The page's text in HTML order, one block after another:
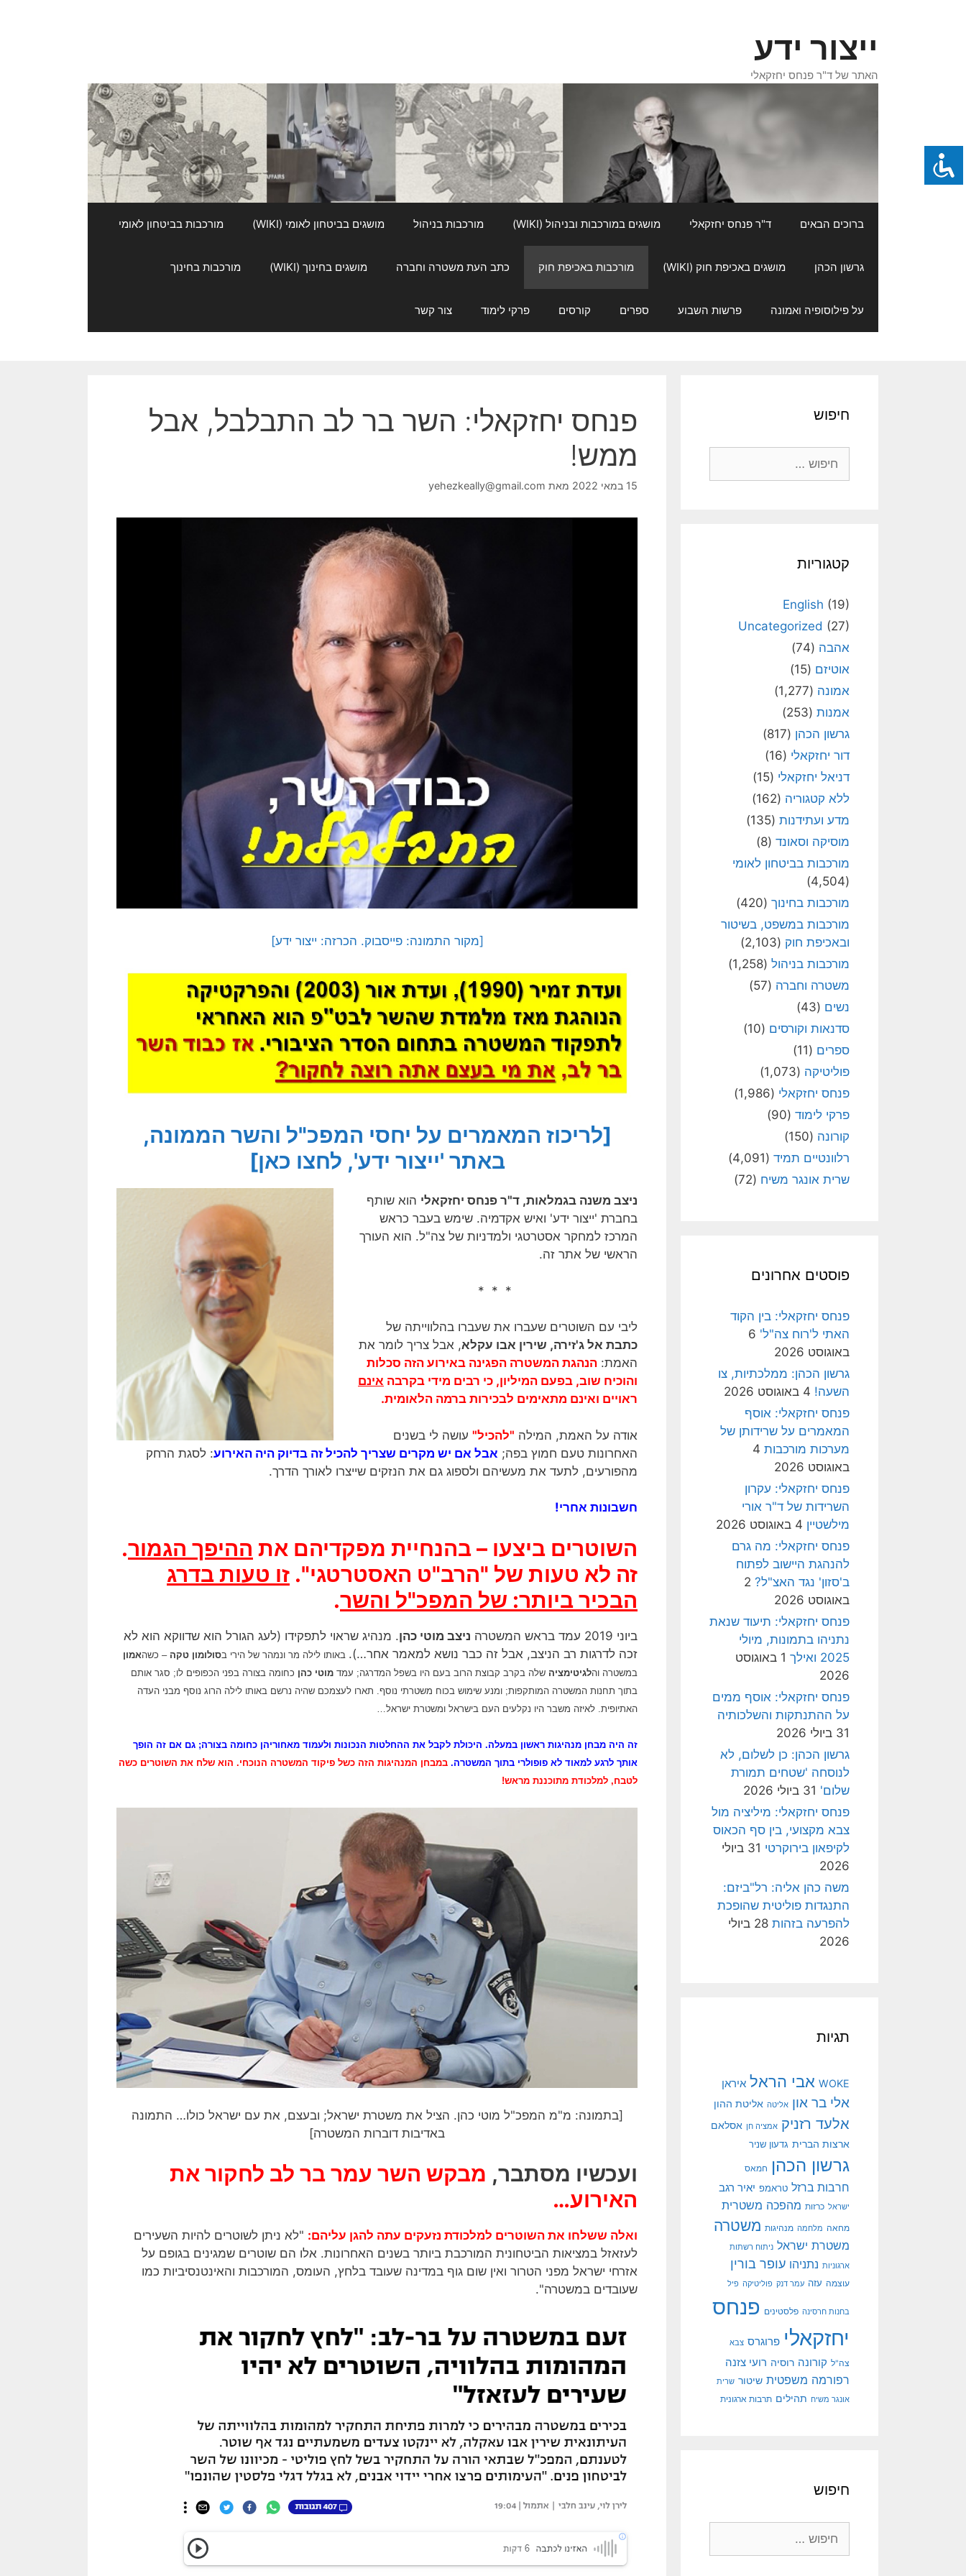
ייצור ידע
האתר של ד"ר פנחס יחזקאלי
ברוכים הבאים ד"ר פנחס יחזקאלי מושגים במורכבות ובניהול (WIKI) מורכבות בניהול מושגים בביטחון לאומי (WIKI) מורכבות בביטחון לאומי
גרשון הכהן מושגים באכיפת חוק (WIKI) מורכבות באכיפת חוק כתב העת משטרה וחברה מושגים בחינוך (WIKI) מורכבות בחינוך
על פילוסופיה ואמונה פרשות השבוע ספרים קורסים פרקי לימוד צור קשר
פנחס יחזקאלי: השר בר לב התבלבל, אבל
ממש!
15 במאי 2022 מאת yehezkeally@gmail.com
[מקור התמונה: פייסבוק. הכרזה: ייצור ידע]
[לריכוז המאמרים על יחסי המפכ"ל והשר הממונה,
באתר 'ייצור ידע', לחצו כאן]
ניצב משנה בגמלאות, ד"ר פנחס יחזקאלי הוא שותף
בחברת 'ייצור ידע' ואיש אקדמיה. שימש בעבר כראש
המרכז למחקר אסטרטגי ולמדניות של צה"ל. הוא העורך
הראשי של אתר זה.
* * *
ליבי עם השוטרים שעברו את שעברו בהלווייתה של
כתבת אל ג'זירה, שירין אבו עקלא, אבל צריך לומר את
האמת: הנהגת המשטרה הפגינה באירוע הזה סכלות
והוכיח שוב, בפעם המיליון, כי רבים מידי בקרבה אינם
ראויים ואינם מתאימים לבכירות ברמה הלאומית.
אודה על האמת, המילה "להכיל" עושה לי בשנים
האחרונות טעם חמוץ בפה; אבל אם יש מקרים שצריך להכיל זה בדיוק היה האירוע: לסגת הרחק
מהפורעים, לתעד את מעשיהם ולספוג גם את הנזקים שייצרו לאורך הדרך.
חשבונות אחרי!
השוטרים ביצעו – בהנחיית מפקדיהם את ההיפך הגמור.
זה לא טעות של "הרב"ט האסטרטגי". זו טעות בדרג
הבכיר ביותר: של המפכ"ל והשר.
ביוני 2019 עמד בראש המשטרה ניצב מוטי כהן. מנהיג שראוי לתפקידו (לעג הגורל הוא שדווקא הוא לא
זכה לדרגות רב הניצב, אבל זה כבר נושא למאמר אחר…). באותו לילה מר ונמהר של הירי בסולומון טקה – כשהאמון
במשטרה והלגיטימציה שלה בקרב קבוצת הרוב בעם היו בשפל המדרגה; עמד מוטי כהן כחומה בצורה בפני הכפופים לו; סגר אותם
בתוך תחנות המשטרה המותקפות; ומנע שימוש בכוח משטרתי נוסף. תארו לעצמכם שהיה נרשם באותו לילה הרוג נוסף מבני העדה
האתיופית. לאיזה משבר היו נקלעים העם בישראל ומשטרת ישראל…
זה היה מבחן מנהיגות ראשון במעלה. היכולת לקבל את ההחלטות הנכונות ולעמוד מאחוריהן כחומה בצורה; גם אם זה הופך
אותך לרגע למאוד לא פופולרי בתוך המשטרה. במבחן המנהיגות הזה כשל פיקוד המשטרה הנוכחי. הוא שלח את השוטרים כשה
לטבח, למלכודת מתוכננת מראש!
[בתמונה: מ"מ המפכ"ל מוטי כהן. הציל את משטרת ישראל; ובעצם, את עם ישראל כולו… התמונה
באדיבות דוברות המשטרה]
ועכשיו מסתבר, מבקש השר עמר בר לב לחקור את
האירוע…
ואלה ששלחו את השוטרים למלכודת נזעקים עתה להגן עליהם: "לא ניתן לשוטרים להיות השעירים
לעזאזל במציאות הביטחונית המורכבת ביותר בשנים האחרונות. אלו הם שוטרים שמגינים בגופם על
אזרחי ישראל מפני הטרור ואין שום גוף במדינה שעובד בלחץ, העומס, המורכבות והאינטנסיביות כמו
שעובדים במשטרה".
חיפוש
קטגוריות
English (19)
Uncategorized (27)
אהבה (74)
אוטיזם (15)
אמונה (1,277)
אמנות (253)
גרשון הכהן (817)
דור יחזקאלי (16)
דניאל יחזקאלי (15)
ללא קטגוריה (162)
מדע ועתידנות (135)
מוסיקה וסאונד (8)
מורכבות בביטחון לאומי
(4,504)
מורכבות בחינוך (420)
מורכבות במשפט, בשיטור
ובאכיפת חוק (2,103)
מורכבות בניהול (1,258)
משטרה וחברה (57)
נשים (43)
סדנאות וקורסים (10)
ספרים (11)
פוליטיקה (1,073)
פנחס יחזקאלי (1,986)
פרקי לימוד (90)
קורונה (150)
רלוונטיים תמיד (4,091)
שרית אונגר משיח (72)
פוסטים אחרונים
פנחס יחזקאלי: בין הקוד
האתי ל'רוח צה"ל' 6
באוגוסט 2026
גרשון הכהן: ממלכתיות, צו
השעה! 4 באוגוסט 2026
פנחס יחזקאלי: אוסף
המאמרים על שרידותן של
מערכות מורכבות 4
באוגוסט 2026
פנחס יחזקאלי: עקרון
השרידות של ד"ר אורי
מילשטיין 4 באוגוסט 2026
פנחס יחזקאלי: מה גרם
להנהגת היישוב לפתוח
ב'סזון' נגד האצ"ל? 2
באוגוסט 2026
פנחס יחזקאלי: תיעוד שנאת
נתניהו בתמונות, מיולי
2025 ואילך
1 באוגוסט
2026
פנחס יחזקאלי: אוסף ממים
על ההתנתקות והשלכותיה
31 ביולי 2026
גרשון הכהן: כן לשלום, לא
לנוסחה 'שטחים תמורת
שלום' 31 ביולי 2026
פנחס יחזקאלי: מיליציה מול
צבא מקצועי, בין סף הכאוס
לקיפאון בירוקרטי
31 ביולי
2026
משה כהן אליה: רל"ביזם:
התנגדות פוליטית שהופכת
להפרעה בזהות
28 ביולי
2026
תגיות
WOKE אבי הראל איראן
אלי בר און אליטה אליטת ההון
אלעד רזניק אמציה חן אסלאם
ארצות הברית גדעון שניר
גרשון הכהן חמאס
חרבות ברזל טראמפ יאיר רגב
ישראל כרזות מהפכה משטרית
מחאה מלחמה מנהיגות משטרה
משטרת ישראל ניתוח רשתות
ארגוניות נתניהו עופר בורין
עוצמה עזה עמר דנק פוליטיקה פיל
בחנות חרסינה פלסטינים פנחס
יחזקאלי פרוגרס צבא
צה"ל קורונה רוסיה רועי צזנה
רפורמה משפטית שיטור שרית
אונגר משיח תהילים תרבות ארגונית
חיפוש